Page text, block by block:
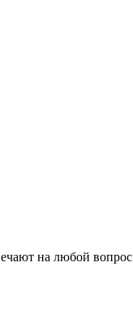
на любой вопрос